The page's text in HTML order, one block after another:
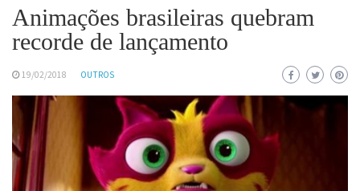
Animações brasileiras quebram
recorde de lançamento
19/02/2018 OUTROS